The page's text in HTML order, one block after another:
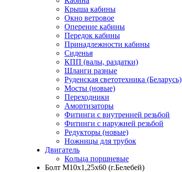
Крыша кабины
Окно ветровое
Оперение кабины
Передок кабины
Принадлежности кабины
Сиденья
КПП (валы, раздатки)
Шланги разные
Руденская светотехника (Беларусь)
Мосты (новые)
Переходники
Амортизаторы
Фитинги с внутренней резьбой
Фитинги с наружней резьбой
Редукторы (новые)
Ножницы для трубок
Двигатель
Кольца поршневые
Болт М10х1,25х60 (г.Белебей)